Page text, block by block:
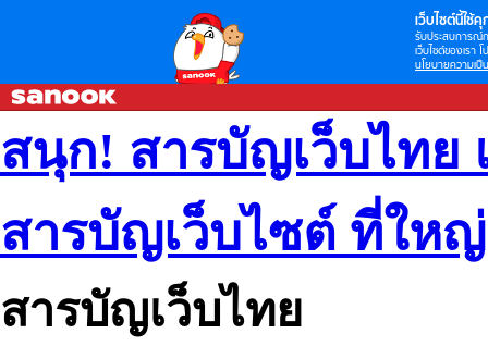
เว็บไซต์นี้ใช้คุ
รับประสบการณ์
เว็บไซต์ของเรา
นโยบายความเป็
สนุก! สารบัญเว็บไทย
สารบัญเว็บไซต์ ที่ให
สารบัญเว็บไทย